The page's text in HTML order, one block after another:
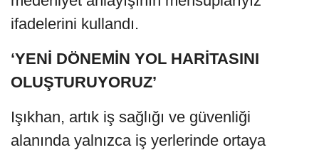
ifadelerini kullandı.
‘YENİ DÖNEMİN YOL HARİTASINI
OLUŞTURUYORUZ’
Işıkhan, artık iş sağlığı ve güvenliği
alanında yalnızca iş yerlerinde ortaya